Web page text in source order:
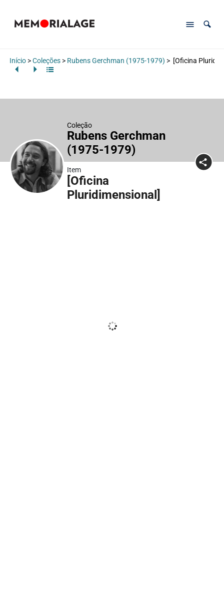
Início>Coleções> Rubens Gerchman (1975-1979) > [Oficina
Coleção
Rubens Gerchman
(1975-1979)
Item
[Oficina
Pluridimensional]